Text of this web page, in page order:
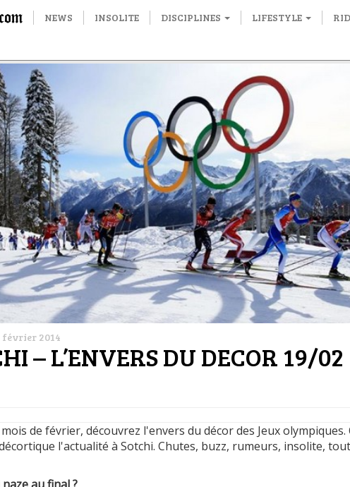
NEWS INSOLITE DISCIPLINES LIFESTYLE
février 2014
– L’ENVERS DU DECOR 19/02
de février, découvrez l'envers du décor des Jeux olympiques.
l'actualité à Sotchi. Chutes, buzz, rumeurs, insolite,